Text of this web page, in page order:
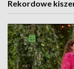
Rekordowe